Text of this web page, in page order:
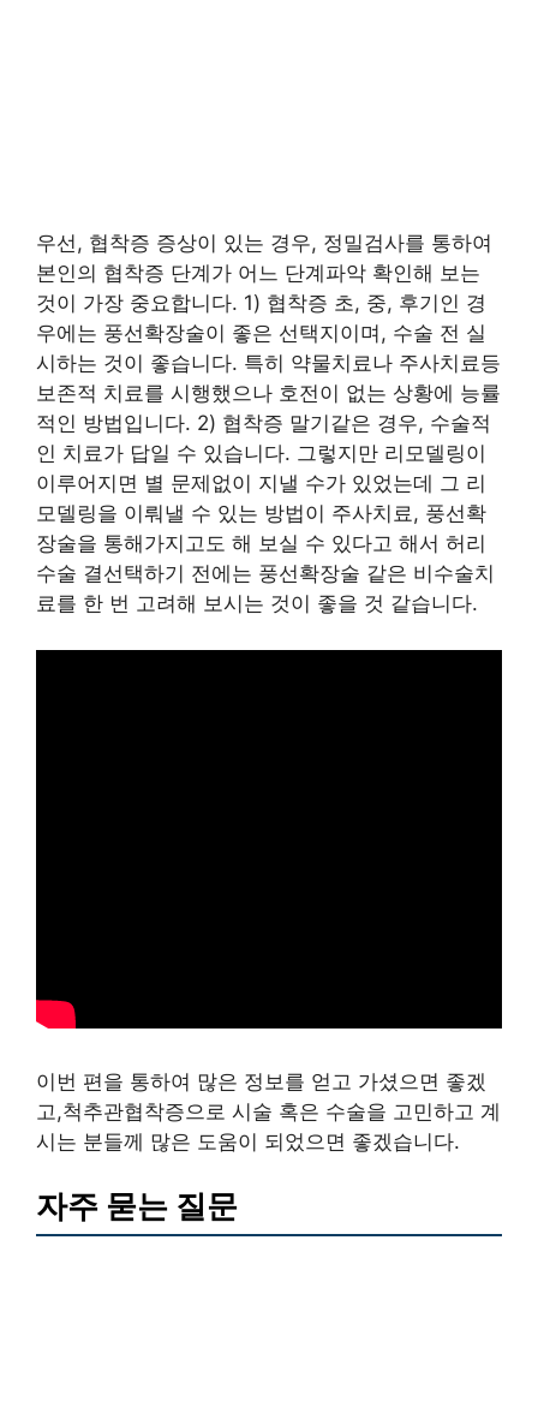
우선, 협착증 증상이 있는 경우, 정밀검사를 통하여
본인의 협착증 단계가 어느 단계파악 확인해 보는
것이 가장 중요합니다. 1) 협착증 초, 중, 후기인 경
우에는 풍선확장술이 좋은 선택지이며, 수술 전 실
시하는 것이 좋습니다. 특히 약물치료나 주사치료등
보존적 치료를 시행했으나 호전이 없는 상황에 능률
적인 방법입니다. 2) 협착증 말기같은 경우, 수술적
인 치료가 답일 수 있습니다. 그렇지만 리모델링이
이루어지면 별 문제없이 지낼 수가 있었는데 그 리
모델링을 이뤄낼 수 있는 방법이 주사치료, 풍선확
장술을 통해가지고도 해 보실 수 있다고 해서 허리
수술 결선택하기 전에는 풍선확장술 같은 비수술치
료를 한 번 고려해 보시는 것이 좋을 것 같습니다.
이번 편을 통하여 많은 정보를 얻고 가셨으면 좋겠
고,척추관협착증으로 시술 혹은 수술을 고민하고 계
시는 분들께 많은 도움이 되었으면 좋겠습니다.
자주 묻는 질문